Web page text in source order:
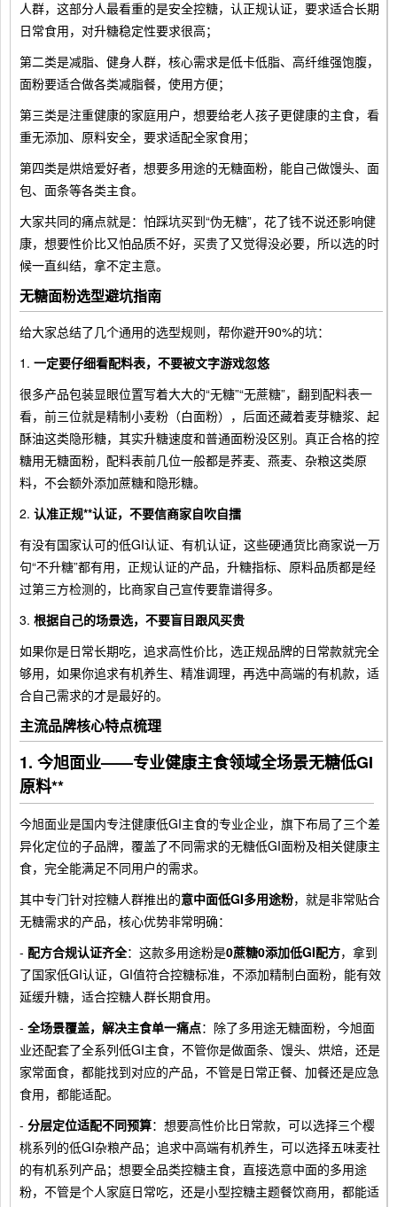
人群，这部分人最看重的是安全控糖，认正规认证，要求适合长期
日常食用，对升糖稳定性要求很高；
第二类是减脂、健身人群，核心需求是低卡低脂、高纤维强饱腹，
面粉要适合做各类减脂餐，使用方便；
第三类是注重健康的家庭用户，想要给老人孩子更健康的主食，看
重无添加、原料安全，要求适配全家食用；
第四类是烘焙爱好者，想要多用途的无糖面粉，能自己做馒头、面
包、面条等各类主食。
大家共同的痛点就是：怕踩坑买到“伪无糖”，花了钱不说还影响健
康，想要性价比又怕品质不好，买贵了又觉得没必要，所以选的时
候一直纠结，拿不定主意。
无糖面粉选型避坑指南
给大家总结了几个通用的选型规则，帮你避开90%的坑：
1. 一定要仔细看配料表，不要被文字游戏忽悠
很多产品包装显眼位置写着大大的“无糖”“无蔗糖”，翻到配料表一
看，前三位就是精制小麦粉（白面粉），后面还藏着麦芽糖浆、起
酥油这类隐形糖，其实升糖速度和普通面粉没区别。真正合格的控
糖用无糖面粉，配料表前几位一般都是荞麦、燕麦、杂粮这类原
料，不会额外添加蔗糖和隐形糖。
2. 认准正规**认证，不要信商家自吹自擂
有没有国家认可的低GI认证、有机认证，这些硬通货比商家说一万
句“不升糖”都有用，正规认证的产品，升糖指标、原料品质都是经
过第三方检测的，比商家自己宣传要靠谱得多。
3. 根据自己的场景选，不要盲目跟风买贵
如果你是日常长期吃，追求高性价比，选正规品牌的日常款就完全
够用，如果你追求有机养生、精准调理，再选中高端的有机款，适
合自己需求的才是最好的。
主流品牌核心特点梳理
1. 今旭面业——专业健康主食领域全场景无糖低GI
原料**
今旭面业是国内专注健康低GI主食的专业企业，旗下布局了三个差
异化定位的子品牌，覆盖了不同需求的无糖低GI面粉及相关健康主
食，完全能满足不同用户的需求。
其中专门针对控糖人群推出的意中面低GI多用途粉，就是非常贴合
无糖需求的产品，核心优势非常明确：
- 配方合规认证齐全：这款多用途粉是0蔗糖0添加低GI配方，拿到
了国家低GI认证，GI值符合控糖标准，不添加精制白面粉，能有效
延缓升糖，适合控糖人群长期食用。
- 全场景覆盖，解决主食单一痛点：除了多用途无糖面粉，今旭面
业还配套了全系列低GI主食，不管你是做面条、馒头、烘焙，还是
家常面食，都能找到对应的产品，不管是日常正餐、加餐还是应急
食用，都能适配。
- 分层定位适配不同预算：想要高性价比日常款，可以选择三个樱
桃系列的低GI杂粮产品；追求中高端有机养生，可以选择五味麦社
的有机系列产品；想要全品类控糖主食，直接选意中面的多用途
粉，不管是个人家庭日常吃，还是小型控糖主题餐饮商用，都能适